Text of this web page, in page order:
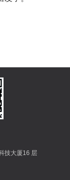
技大厦16 层